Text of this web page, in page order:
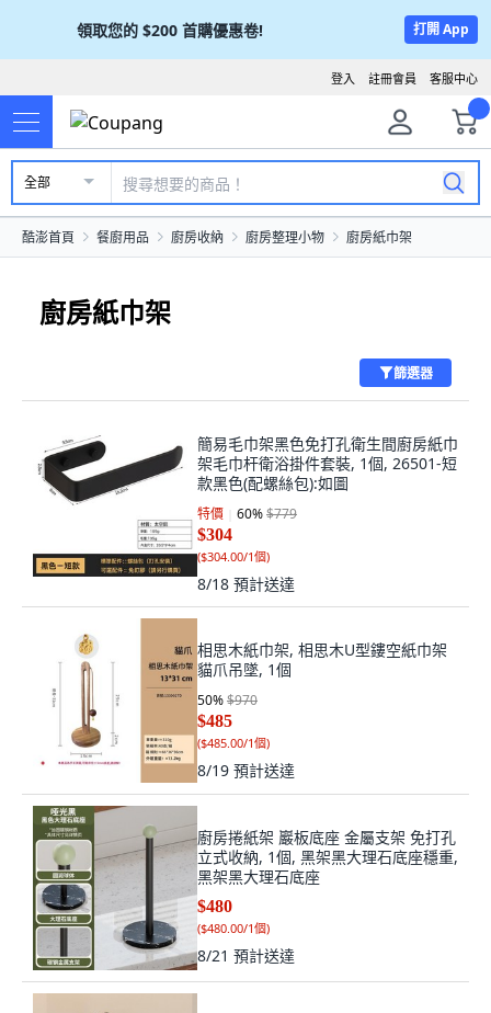
領取您的 $200 首購優惠卷! 打開 App
客服中心
註冊會員
登入
全部
酷澎首頁 餐廚用品 廚房收納 廚房整理小物 廚房紙巾架
廚房紙巾架
篩選器
簡易毛巾架黑色免打孔衛生間廚房紙巾
架毛巾杆衛浴掛件套裝, 1個, 26501-短
款黑色(配螺絲包):如圖
特價 60%$779
$304
($304.00/1個)
8/18 預計送達
相思木紙巾架, 相思木U型鏤空紙巾架
貓爪吊墜, 1個
50%$970
$485
($485.00/1個)
8/19 預計送達
廚房捲紙架 巖板底座 金屬支架 免打孔
立式收納, 1個, 黑架黑大理石底座穩重,
黑架黑大理石底座
$480
($480.00/1個)
8/21 預計送達